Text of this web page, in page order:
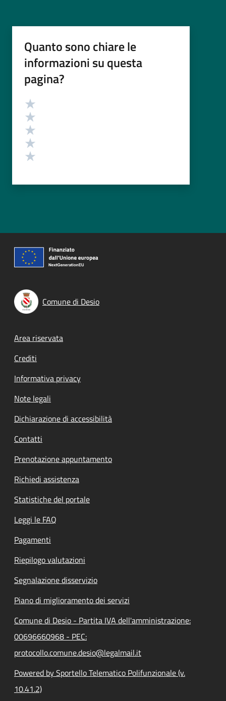
Quanto sono chiare le
informazioni su questa
pagina?
Valutazione
Comune di Desio
Footer menu
Area riservata
Crediti
Informativa privacy
Note legali
Dichiarazione di accessibilità
Contatti
Prenotazione appuntamento
Richiedi assistenza
Statistiche del portale
Leggi le FAQ
Pagamenti
Riepilogo valutazioni
Segnalazione disservizio
Piano di miglioramento dei servizi
Comune di Desio - Partita IVA dell'amministrazione:
00696660968 - PEC:
protocollo.comune.desio@legalmail.it
Powered by Sportello Telematico Polifunzionale (v.
10.41.2)